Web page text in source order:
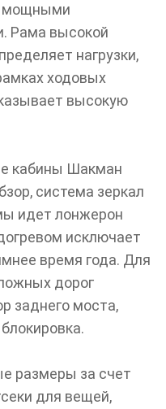
мощными
Рама высокой
нагрузки,
ходовых
высокую
кабины Шакман
система зеркал
идет лонжерон
исключает
время года. Для
дорог
заднего моста,
размеры за счет
для вещей,